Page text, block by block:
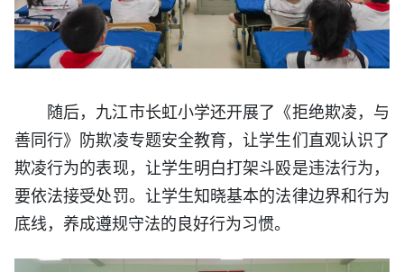
随后，九江市长虹小学还开展了《拒绝欺凌，与
善同行》防欺凌专题安全教育，让学生们直观认识了
欺凌行为的表现，让学生明白打架斗殴是违法行为，
要依法接受处罚。让学生知晓基本的法律边界和行为
底线，养成遵规守法的良好行为习惯。